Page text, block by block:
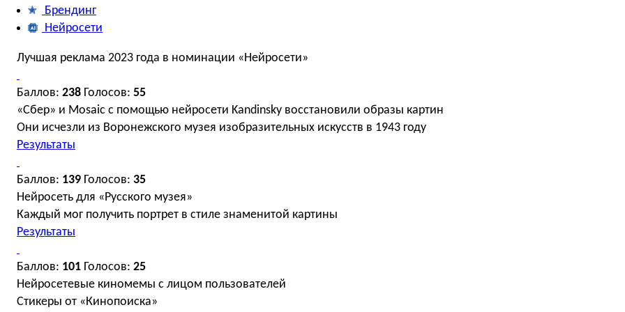
Брендинг
Нейросети
Лучшая реклама 2023 года в номинации «Нейросети»
Баллов: 238 Голосов: 55
«Сбер» и Mosaic с помощью нейросети Kandinsky восстановили образы картин
Они исчезли из Воронежского музея изобразительных искусств в 1943 году
Результаты
Баллов: 139 Голосов: 35
Нейросеть для «Русского музея»
Каждый мог получить портрет в стиле знаменитой картины
Результаты
Баллов: 101 Голосов: 25
Нейросетевые киномемы с лицом пользователей
Стикеры от «Кинопоиска»